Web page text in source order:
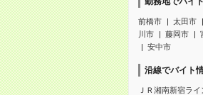
前橋市 太田市
川市
藤岡市
安中市
沿線でバイト
ＪＲ湘南新宿ラ